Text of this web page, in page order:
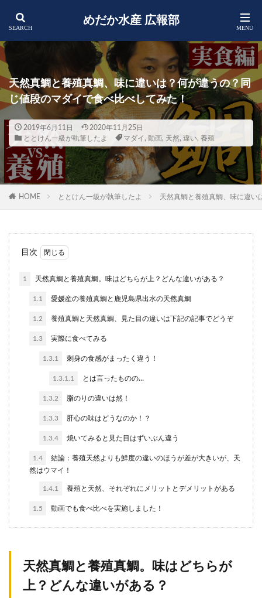
めだか水産 広報部
天然真鯛と養殖真鯛、味に違いは？何が違うの？同
じ値段のマダイで食べ比べしてみた！
2019年6月11日
2020年11月25日
ととけん一級が執筆したよ
マダイ , 動画, 天然, 違い, 養殖
HOME ととけん一級が執筆したよ 天然真鯛と養殖真鯛、味に違い
目次
1 天然真鯛と養殖真鯛。味はどちらが上？どんな違いがある？
1.1 愛媛産の養殖真鯛と鹿児島県出水の天然真鯛
1.2 養殖真鯛と天然真鯛、見た目の違いは下記の記事でどうぞ
1.3 実際に食べてみる
1.3.1 刺身の食感がまったく違う！
1.3.1.1 とは言ったものの…
1.3.2 脂のりの違いは然！
1.3.3 肝心の味はどうなのか！？
1.3.4 焼いてみると見た目はずいぶん違う
1.4
結論：養殖天然よりも鮮度の違いのほうが差が大きいが、天
然はウマイ！
1.4.1 養殖と天然、それぞれにメリットとデメリットがある
1.5 動画でも食べ比べを実施しました！
天然真鯛と養殖真鯛。味はどちらが
上？どんな違いがある？